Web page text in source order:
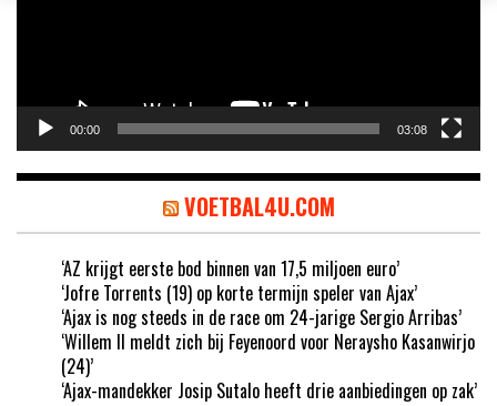
00:00 03:08
VOETBAL4U.COM
‘AZ krijgt eerste bod binnen van 17,5 miljoen euro’
‘Jofre Torrents (19) op korte termijn speler van Ajax’
‘Ajax is nog steeds in de race om 24-jarige Sergio Arribas’
‘Willem II meldt zich bij Feyenoord voor Neraysho Kasanwirjo
(24)’
‘Ajax-mandekker Josip Sutalo heeft drie aanbiedingen op zak’